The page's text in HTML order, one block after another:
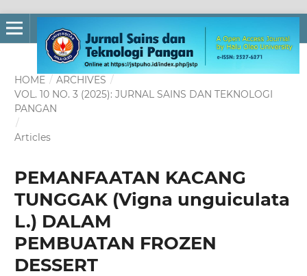
HOME / ARCHIVES /
VOL. 10 NO. 3 (2025): JURNAL SAINS DAN TEKNOLOGI
PANGAN
/
Articles
PEMANFAATAN KACANG
TUNGGAK (Vigna unguiculata
L.) DALAM
PEMBUATAN FROZEN
DESSERT